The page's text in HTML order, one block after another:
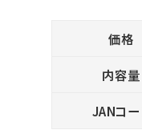
価格
内容量
JANコー